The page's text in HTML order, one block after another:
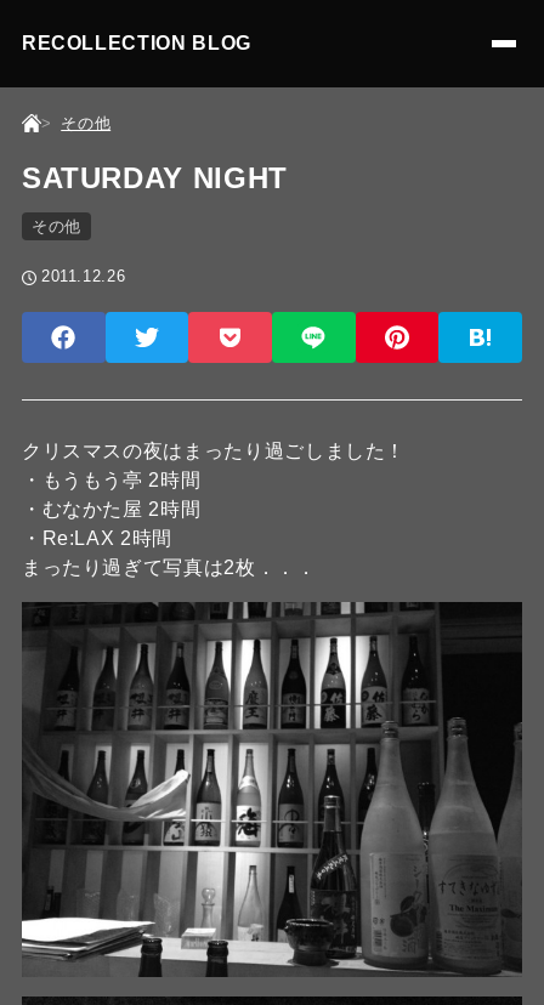
RECOLLECTION BLOG
その他
SATURDAY NIGHT
その他
2011.12.26
クリスマスの夜はまったり過ごしました！
・もうもう亭 2時間
・むなかた屋 2時間
・Re:LAX 2時間
まったり過ぎて写真は2枚．．．